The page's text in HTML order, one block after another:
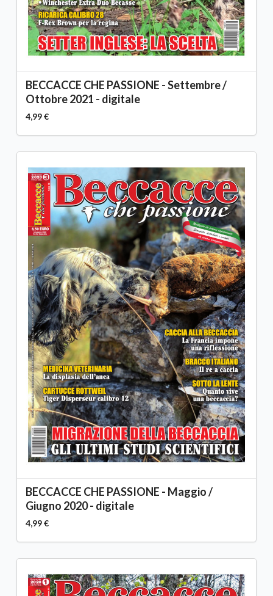
BECCACCE CHE PASSIONE - Settembre /
Ottobre 2021 - digitale
4,99 €
BECCACCE CHE PASSIONE - Maggio /
Giugno 2020 - digitale
4,99 €